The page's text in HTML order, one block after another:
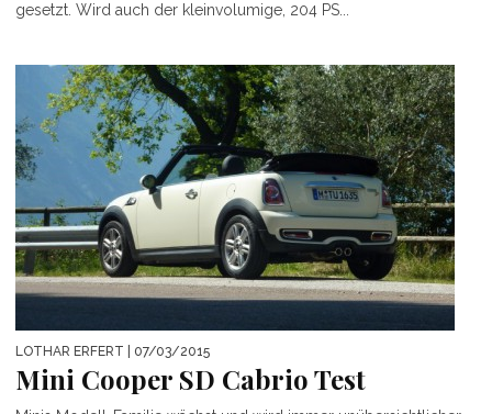
gesetzt. Wird auch der kleinvolumige, 204 PS...
LOTHAR ERFERT | 07/03/2015
Mini Cooper SD Cabrio Test